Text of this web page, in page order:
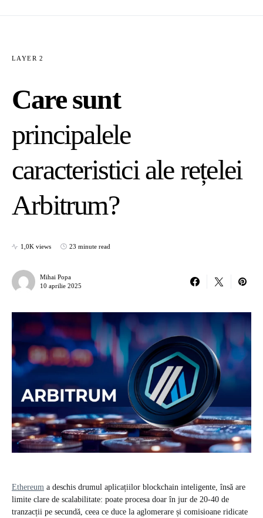
LAYER 2
Care sunt
principalele
caracteristici ale rețelei
Arbitrum?
1,0K views 23 minute read
Mihai Popa
10 aprilie 2025
Ethereum a deschis drumul aplicațiilor blockchain inteligente, însă are
limite clare de scalabilitate: poate procesa doar în jur de 20-40 de
tranzacții pe secundă, ceea ce duce la aglomerare și comisioane ridicate